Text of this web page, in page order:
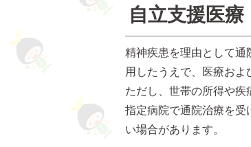
自立支援医療
精神疾患を理由として通
用したうえで、医療およ
ただし、世帯の所得や疾
指定病院で通院治療を受
い場合があります。